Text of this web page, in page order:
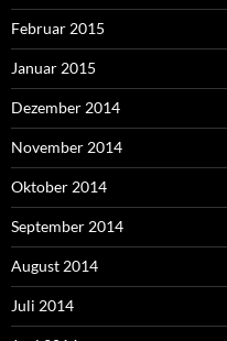
Februar 2015
Januar 2015
Dezember 2014
November 2014
Oktober 2014
September 2014
August 2014
Juli 2014